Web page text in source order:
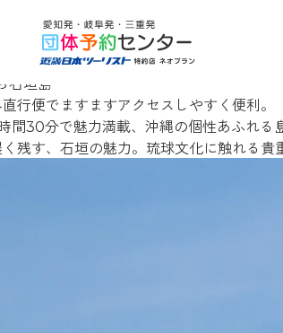
ン！〈２泊３日〉名古屋から気軽に行ける
石垣島
行便でますますアクセスしやすく便利。
間30分で魅力満載、沖縄の個性あふれる
残す、石垣の魅力。琉球文化に触れる